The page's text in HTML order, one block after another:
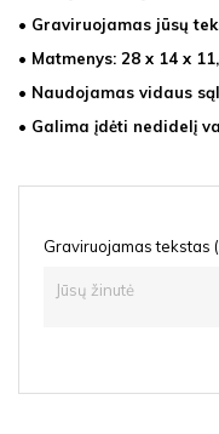
• Graviruojamas jūsų
• Matmenys: 28 x 14 x
• Naudojamas vidaus
• Galima įdėti nedidelį
Graviruojamas tekstas